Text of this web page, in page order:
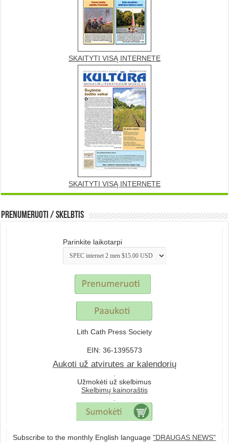
SKAITYTI VISĄ INTERNETE
SKAITYTI VISĄ INTERNETE
Prenumeruoti / Skelbtis
Parinkite laikotarpi
Lith Cath Press Society
EIN: 36-1395573
Aukoti už atvirutes ar kalendorių
.
Užmokėti už skelbimus
Skelbimų kainoraštis
.
Subscribe to the monthly English language"DRAUGAS NEWS"